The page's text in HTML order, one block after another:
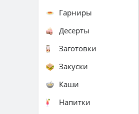
Гарниры
Десерты
Заготовки
Закуски
Каши
Напитки